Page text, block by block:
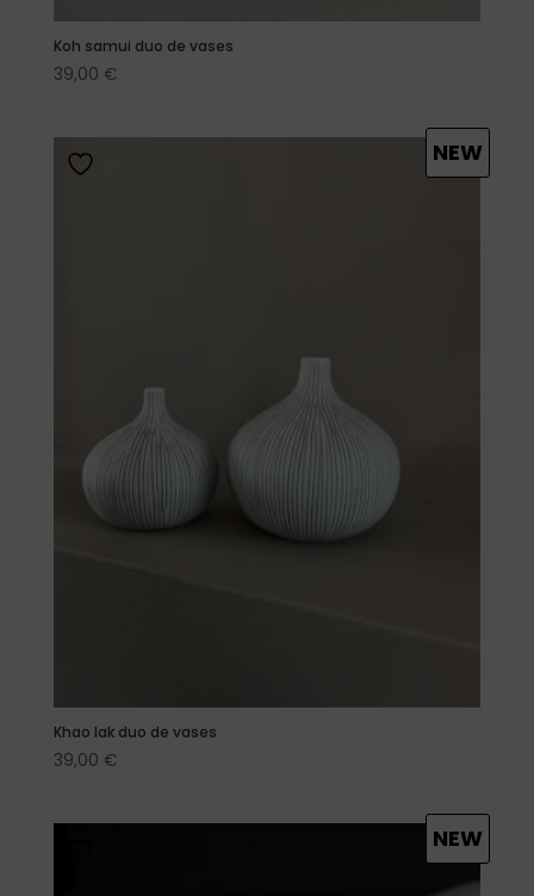
Koh samui duo de vases
39,00 €
Khao lak duo de vases
39,00 €
NEW
NEW